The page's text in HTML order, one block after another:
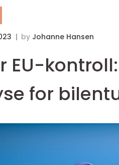
by Johanne Hansen
EU-
for